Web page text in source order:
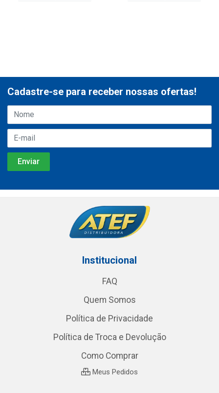
Cadastre-se para receber nossas ofertas!
Institucional
FAQ
Quem Somos
Política de Privacidade
Política de Troca e Devolução
Como Comprar
Meus Pedidos